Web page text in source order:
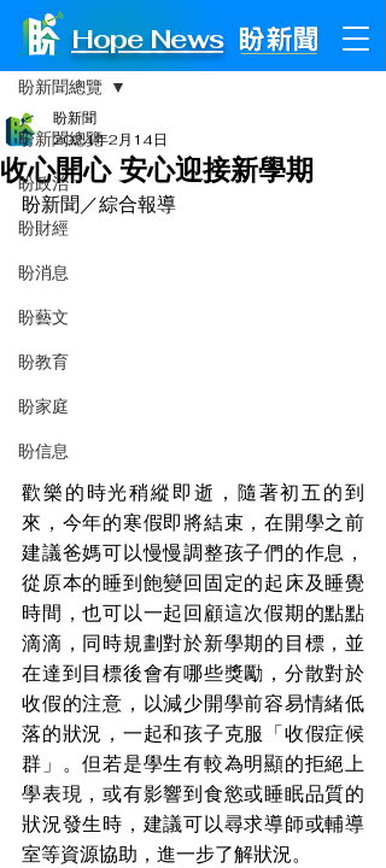
Hope News
文章
盼新聞總覽
盼政治
盼財經
盼消息
盼藝文
盼教育
盼家庭
盼信息
盼新聞總覽
收心開心 安心迎接新學期
盼新聞
2024年2月14日
盼新聞／綜合報導
歡樂的時光稍縱即逝，隨著初五的到
來，今年的寒假即將結束，在開學之前
建議爸媽可以慢慢調整孩子們的作息，
從原本的睡到飽變回固定的起床及睡覺
時間，也可以一起回顧這次假期的點點
滴滴，同時規劃對於新學期的目標，並
在達到目標後會有哪些獎勵，分散對於
收假的注意，以減少開學前容易情緒低
落的狀況，一起和孩子克服「收假症候
群」。但若是學生有較為明顯的拒絕上
學表現，或有影響到食慾或睡眠品質的
狀況發生時，建議可以尋求導師或輔導
室等資源協助，進一步了解狀況。